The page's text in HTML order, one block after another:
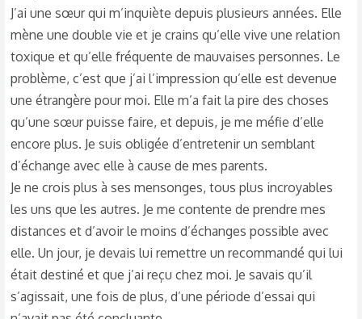
J’ai une sœur qui m’inquiète depuis plusieurs années. Elle
mène une double vie et je crains qu’elle vive une relation
toxique et qu’elle fréquente de mauvaises personnes. Le
problème, c’est que j’ai l’impression qu’elle est devenue
une étrangère pour moi. Elle m’a fait la pire des choses
qu’une sœur puisse faire, et depuis, je me méfie d’elle
encore plus. Je suis obligée d’entretenir un semblant
d’échange avec elle à cause de mes parents.
Je ne crois plus à ses mensonges, tous plus incroyables
les uns que les autres. Je me contente de prendre mes
distances et d’avoir le moins d’échanges possible avec
elle. Un jour, je devais lui remettre un recommandé qui lui
était destiné et que j’ai reçu chez moi. Je savais qu’il
s’agissait, une fois de plus, d’une période d’essai qui